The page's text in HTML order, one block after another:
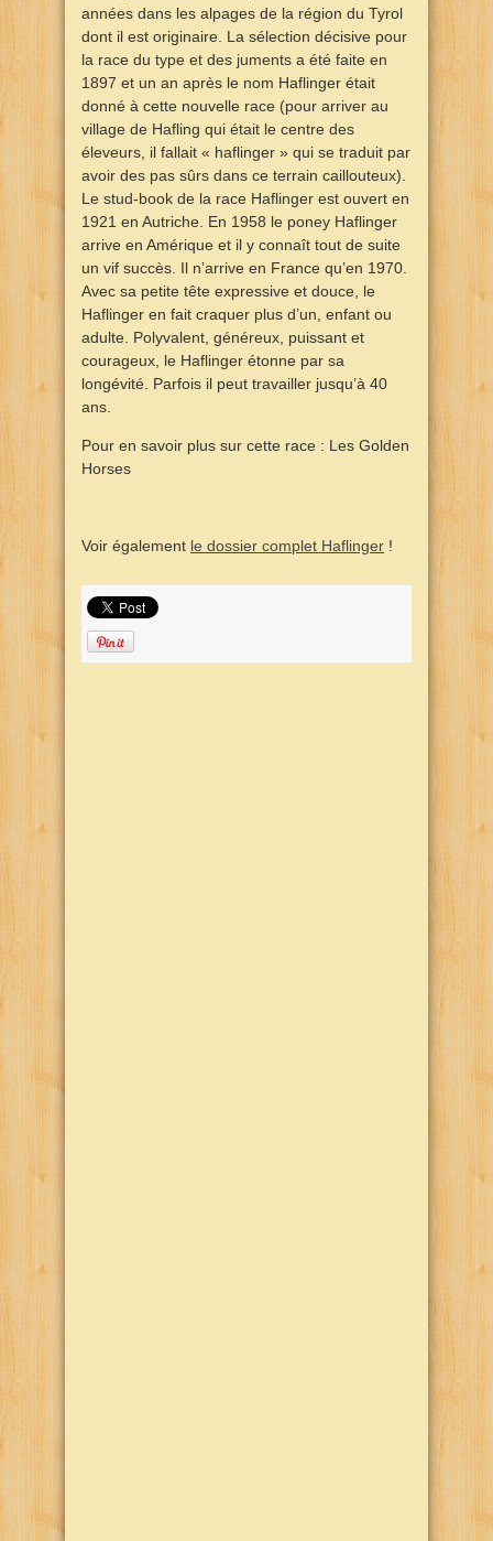
années dans les alpages de la région du Tyrol
dont il est originaire. La sélection décisive pour
la race du type et des juments a été faite en
1897 et un an après le nom Haflinger était
donné à cette nouvelle race (pour arriver au
village de Hafling qui était le centre des
éleveurs, il fallait « haflinger » qui se traduit par
avoir des pas sûrs dans ce terrain caillouteux).
Le stud-book de la race Haflinger est ouvert en
1921 en Autriche. En 1958 le poney Haflinger
arrive en Amérique et il y connaît tout de suite
un vif succès. Il n’arrive en France qu’en 1970.
Avec sa petite tête expressive et douce, le
Haflinger en fait craquer plus d’un, enfant ou
adulte. Polyvalent, généreux, puissant et
courageux, le Haflinger étonne par sa
longévité. Parfois il peut travailler jusqu’à 40
ans.
Pour en savoir plus sur cette race : Les Golden
Horses
Voir également le dossier complet Haflinger !